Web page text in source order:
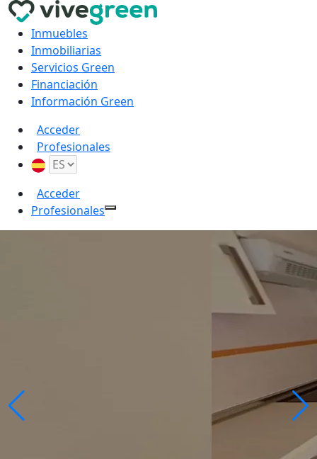
Inmuebles
Inmobiliarias
Servicios Green
Financiación
Información Green
Acceder
Profesionales
Acceder
Profesionales